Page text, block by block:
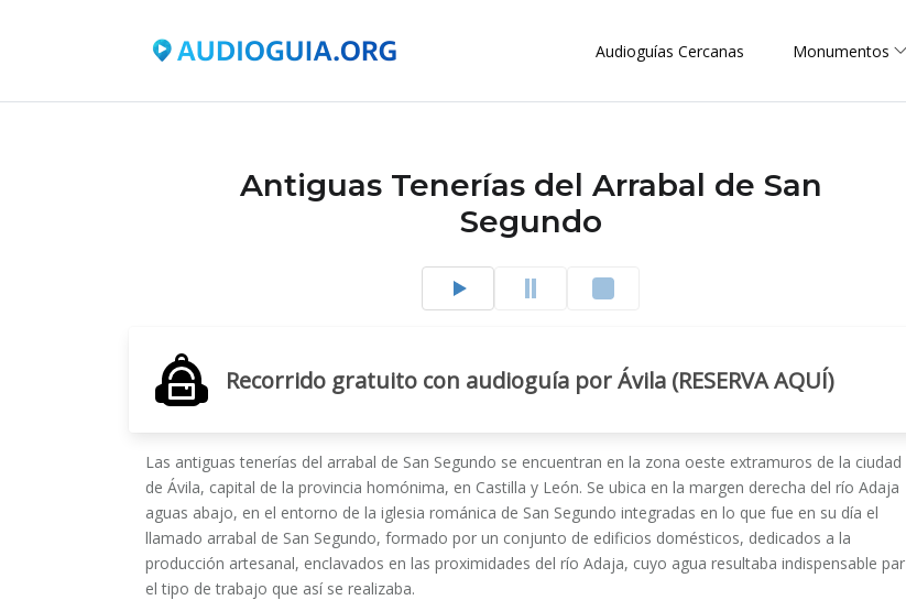
Audioguías Cercanas Monumentos
Antiguas Tenerías del Arrabal de San
Segundo
Recorrido gratuito con audioguía por Ávila (RESERVA AQUÍ)
Las antiguas tenerías del arrabal de San Segundo se encuentran en la zona oeste extramuros de la ciudad
de Ávila, capital de la provincia homónima, en Castilla y León. Se ubica en la margen derecha del río Adaja
aguas abajo, en el entorno de la iglesia románica de San Segundo integradas en lo que fue en su día el
llamado arrabal de San Segundo, formado por un conjunto de edificios domésticos, dedicados a la
producción artesanal, enclavados en las proximidades del río Adaja, cuyo agua resultaba indispensable par
el tipo de trabajo que así se realizaba.